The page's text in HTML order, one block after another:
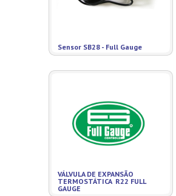
Sensor SB28 - Full Gauge
VÁLVULA DE EXPANSÃO
TERMOSTÁTICA R22 FULL
GAUGE